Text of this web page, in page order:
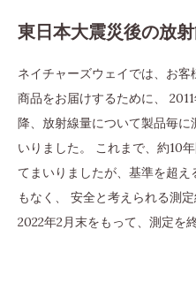
東日本大震災後の放
ネイチャーズウェイでは、お
商品をお届けするために、
降、放射線量について製品毎
いりました。 これまで、約10
てまいりましたが、基準を超
もなく、 安全と考えられる測
2022年2月末をもって、測定を